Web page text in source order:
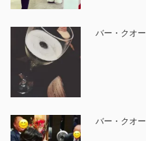
バー・クオ
バー・クオ